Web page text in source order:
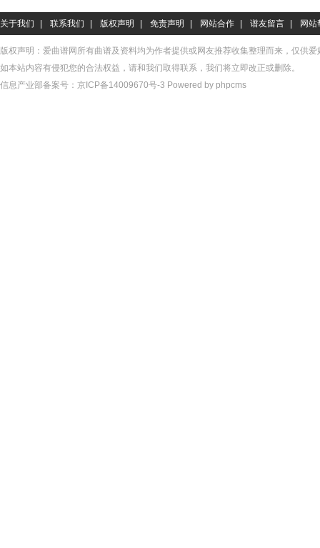
关于我们 联系我们 版权声明 免责声明 网站合作 谱友留言 网站
版权声明：爱曲谱网所有曲谱及资料均为作者提供或网友推荐收集整理而来，仅供
如本站内容有侵犯您的合法权益，请和我们取得联系，我们将立即改正或删除。
信息产业部备案号： 京ICP备14009670号-3 Powered by phpcms